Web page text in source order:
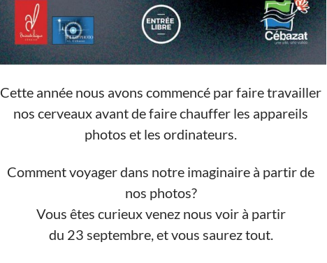
Cette année nous avons commencé par faire travailler
nos cerveaux avant de faire chauffer les appareils
photos et les ordinateurs.
Comment voyager dans notre imaginaire à partir de
nos photos?
Vous êtes curieux venez nous voir à partir
du 23 septembre, et vous saurez tout.